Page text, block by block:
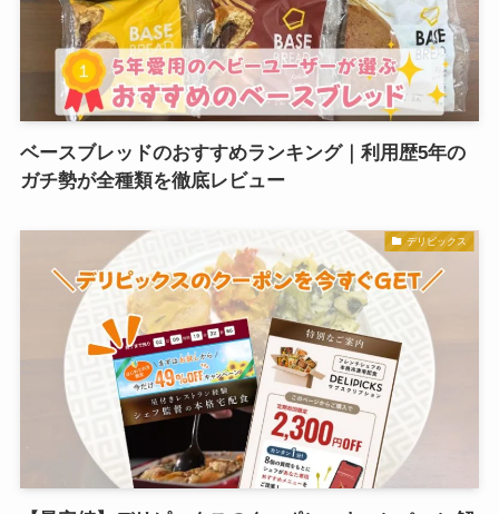
ベースブレッドのおすすめランキング｜利用歴5年の
ガチ勢が全種類を徹底レビュー
デリピックス